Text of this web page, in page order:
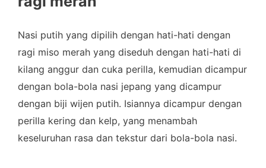
Nasi putih yang dipilih dengan hati-hati dengan
ragi miso merah yang diseduh dengan hati-hati di
kilang anggur dan cuka perilla, kemudian dicampur
dengan bola-bola nasi jepang yang dicampur
dengan biji wijen putih. Isiannya dicampur dengan
perilla kering dan kelp, yang menambah
keseluruhan rasa dan tekstur dari bola-bola nasi.